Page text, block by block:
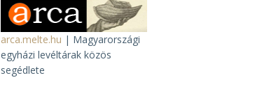
arca.melte.hu | Magyarországi
egyházi levéltárak közös
segédlete